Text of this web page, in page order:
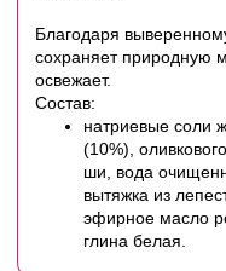
Благодаря
сохраняет природную
освежает.
Состав:
натриевые соли
(10%),
ши, вода
вытяжка из
эфирное масло
глина белая.